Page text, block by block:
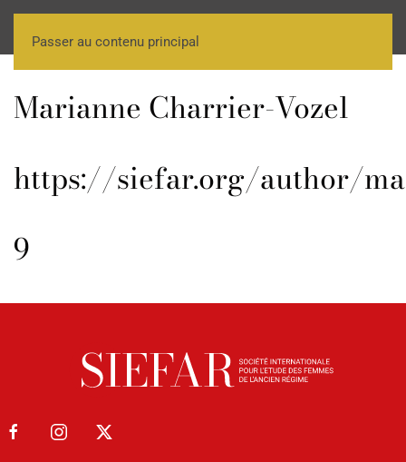
Passer au contenu principal
Marianne Charrier-Vozel
https://siefar.org/author/
9